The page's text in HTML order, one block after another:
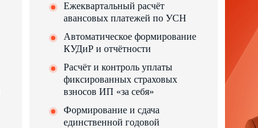
Ежеквартальный расчёт
авансовых платежей по УСН
Автоматическое формирование
КУДиР и отчётности
Расчёт и контроль уплаты
фиксированных страховых
взносов ИП «за себя»
Формирование и сдача
единственной годовой